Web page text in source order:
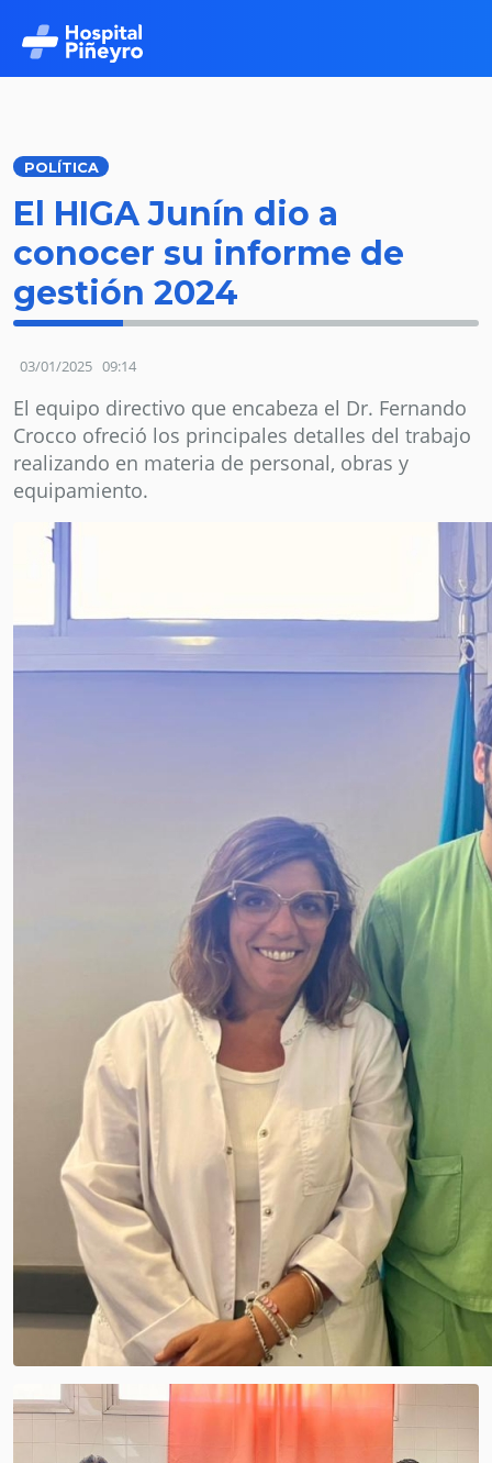
POLÍTICA
El HIGA Junín dio a
conocer su informe de
gestión 2024
03/01/2025 09:14
El equipo directivo que encabeza el Dr. Fernando
Crocco ofreció los principales detalles del trabajo
realizando en materia de personal, obras y
equipamiento.